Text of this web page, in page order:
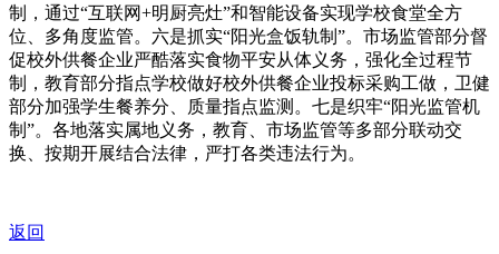
制，通过“互联网+明厨亮灶”和智能设备实现学校食堂全方
位、多角度监管。六是抓实“阳光盒饭轨制”。市场监管部分督
促校外供餐企业严酷落实食物平安从体义务，强化全过程节
制，教育部分指点学校做好校外供餐企业投标采购工做，卫健
部分加强学生餐养分、质量指点监测。七是织牢“阳光监管机
制”。各地落实属地义务，教育、市场监管等多部分联动交
换、按期开展结合法律，严打各类违法行为。
返回